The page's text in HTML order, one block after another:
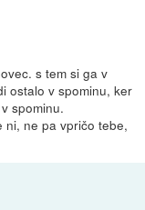
s tem si ga v
ostalo v spominu, ker
spominu.
ni, ne pa vpričo tebe,